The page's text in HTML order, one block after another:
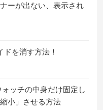
ーが出ない、表示され
ドを消す方法！
ッチの中身だけ固定し
小」させる方法